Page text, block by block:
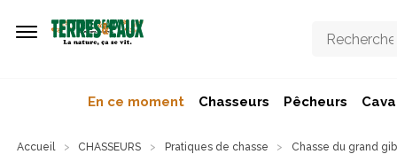
En ce moment Chasseurs Pêcheurs
Accueil CHASSEURS Pratiques de chasse Chasse du grand